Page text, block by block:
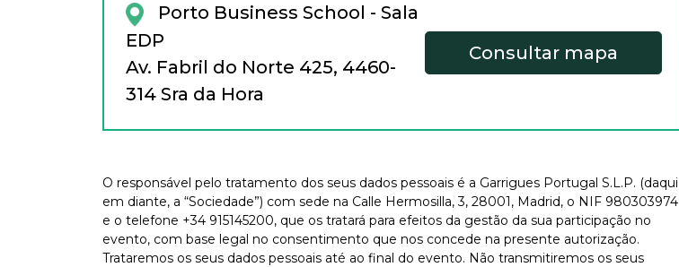
Porto Business School - Sala
EDP
Av. Fabril do Norte 425, 4460-
314 Sra da Hora
Consultar mapa
O responsável pelo tratamento dos seus dados pessoais é a Garrigues Portugal S.L.P. (daqui
em diante, a “Sociedade”) com sede na Calle Hermosilla, 3, 28001, Madrid, o NIF 980303974
e o telefone +34 915145200, que os tratará para efeitos da gestão da sua participação no
evento, com base legal no consentimento que nos concede na presente autorização.
Trataremos os seus dados pessoais até ao final do evento. Não transmitiremos os seus